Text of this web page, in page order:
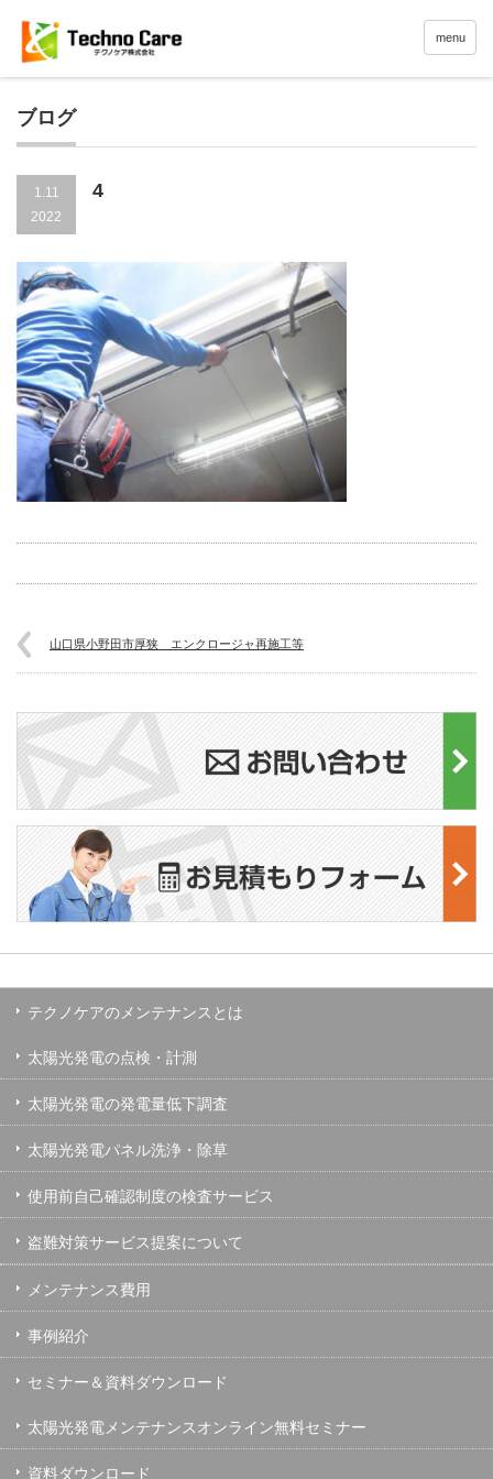
menu
ブログ
1.11
2022
4
山口県小野田市厚狭 エンクロージャ再施工等
テクノケアのメンテナンスとは
太陽光発電の点検・計測
太陽光発電の発電量低下調査
太陽光発電パネル洗浄・除草
使用前自己確認制度の検査サービス
盗難対策サービス提案について
メンテナンス費用
事例紹介
セミナー＆資料ダウンロード
太陽光発電メンテナンスオンライン無料セミナー
資料ダウンロード